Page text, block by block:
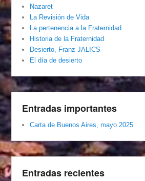
Nazaret
La Revisión de Vida
La pertenencia a la Fraternidad
Historia de la Fraternidad
Desierto, Franz JALICS
El día de desierto
Entradas importantes
Carta de Buenos Aires, mayo 2025
Entradas recientes